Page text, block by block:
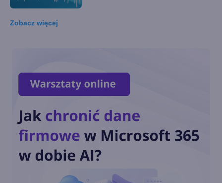
.NET Framework 4.8.1 będzie
dostarczany na starsze wersje
Windows 10 i 11
Microsoft zaktualizował
pierwszy raz od 2017 roku
Zobacz więcej